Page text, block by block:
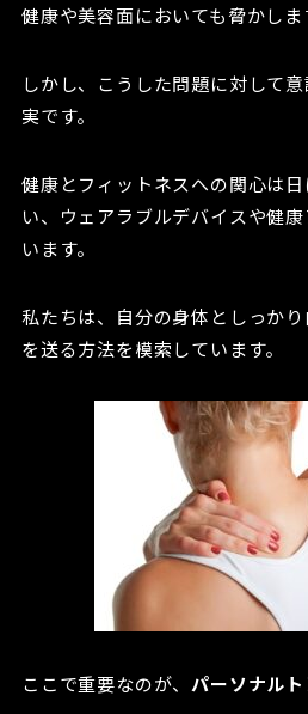
健康や美容面においても脅かしま
しかし、こうした問題に対して
実です。
健康とフィットネスへの関心は
い、ウェアラブルデバイスや健
います。
私たちは、自分の身体としっか
を送る方法を模索しています。
ここで重要なのが、 パーソナル